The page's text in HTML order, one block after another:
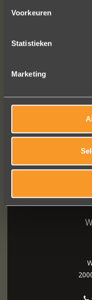
Voorkeuren
Statistieken
Marketing